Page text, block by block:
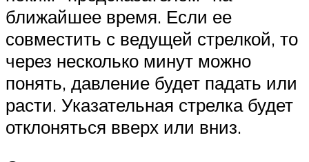
ближайшее время. Если ее
совместить с ведущей стрелкой, то
через несколько минут можно
понять, давление будет падать или
расти. Указательная стрелка будет
отклоняться вверх или вниз.